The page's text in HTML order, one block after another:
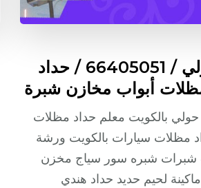
رقم حداد حولي / 66405051 / حداد
أبواب مخازن شبرة
بالكويت معلم حداد مظلات
مظلات سيارات بالكويت ورشة
شبرات شبره سور سياج مخزن
لحيم حديد حداد هندي